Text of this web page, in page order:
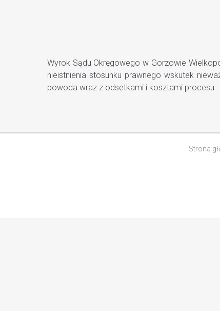
Wyrok Sądu Okręgowego w Gorzowie
nieistnienia stosunku prawnego wskutek
powoda wraz z odsetkami i kosztami procesu
Strona